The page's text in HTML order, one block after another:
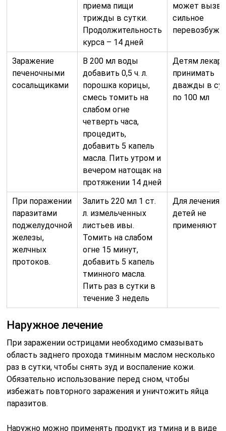
приема пищи
трижды в сутки.
Продолжительность
курса – 14 дней
может
сильное
Заражение
печеночными
сосальщиками
В 200 мл воды
добавить 0,5 ч. л.
порошка корицы,
смесь томить на
слабом огне
четверть часа,
процедить,
добавить 5 капель
масла. Пить утром и
вечером натощак на
протяжении 14 дней
Детям
принимать
дважды в
по 100 мл
При поражении
паразитами
поджелудочной
железы,
желчных
протоков.
Залить 220 мл 1 ст.
л. измельченных
листьев ивы.
Томить на слабом
огне 15 минут,
добавить 5 капель
тминного масла.
Пить раз в сутки в
течение 3 недель
Для лечения
детей не
применяют
Наружное лечение
При заражении острицами необходимо смазывать
область заднего прохода тминным маслом несколько
раз в сутки, чтобы снять зуд и воспаление кожи.
Обязательно использование перед сном, чтобы
избежать повторного заражения и уничтожить яйца
паразитов.
Наружно можно применять продукт из тмина и в виде